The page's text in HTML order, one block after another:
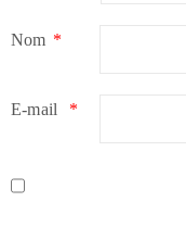
Nom *
E-mail *